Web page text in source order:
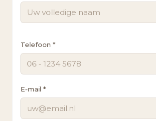
Telefoon *
E-mail *